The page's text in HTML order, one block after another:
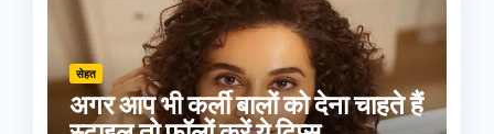
सेहत
अगर आप भी कर्ली बालों को देना चाहते हैं